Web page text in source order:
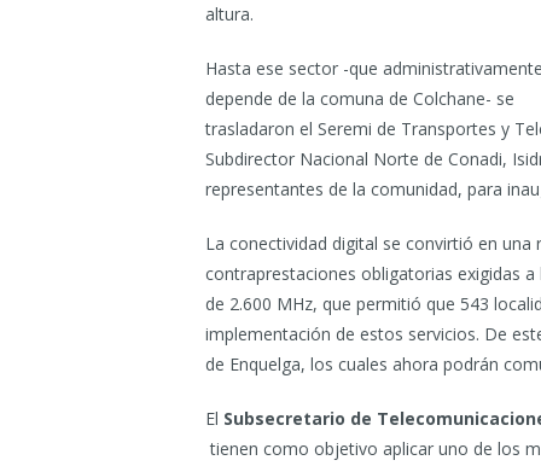
altura.
Hasta ese sector -que
depende de la comuna de Colchane- se
trasladaron el Seremi de Transportes y
Subdirector Nacional Norte de Conadi,
representantes de la comunidad, para
La conectividad digital se convirtió en
contraprestaciones obligatorias exigidas
de 2.600 MHz, que permitió que 543
implementación de estos servicios. De
de Enquelga, los cuales ahora podrán
El Subsecretario de
tienen como objetivo aplicar uno de los